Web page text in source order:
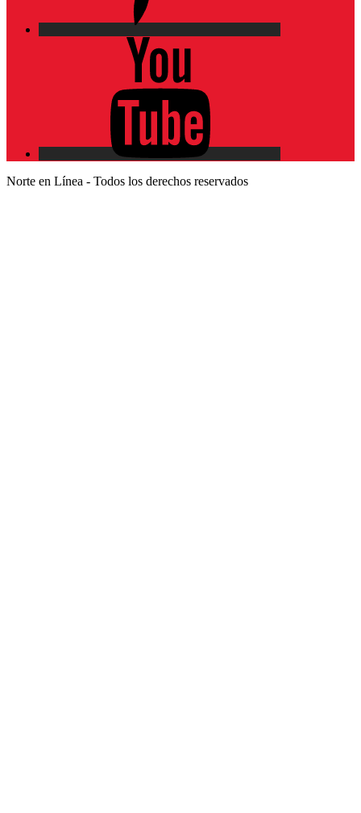
Norte en Línea - Todos los derechos reservados